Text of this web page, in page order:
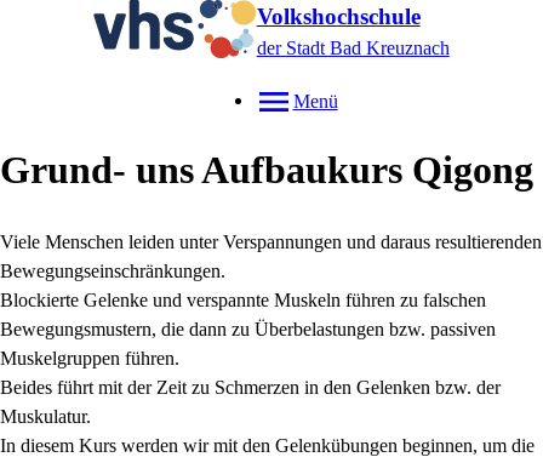
Volkshochschule
der Stadt Bad Kreuznach
Menü
Grund- uns Aufbaukurs Qigong
Viele Menschen leiden unter Verspannungen und daraus resultierenden
Bewegungseinschränkungen.
Blockierte Gelenke und verspannte Muskeln führen zu falschen
Bewegungsmustern, die dann zu Überbelastungen bzw. passiven
Muskelgruppen führen.
Beides führt mit der Zeit zu Schmerzen in den Gelenken bzw. der
Muskulatur.
In diesem Kurs werden wir mit den Gelenkübungen beginnen, um die